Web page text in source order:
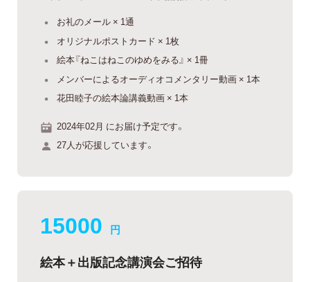
お礼のメール × 1通
オリジナルポストカード × 1枚
絵本『ねこはねこのゆめをみる』 × 1冊
メンバーによるオーディオコメンタリー動画 × 1本
花田睦子の絵本論講義動画 × 1本
2024年02月 にお届け予定です。
27人が応援しています。
15000 円
絵本＋出版記念講演会ご招待